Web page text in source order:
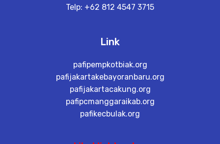
Telp: +62 812 4547 3715
Link
pafipempkotbiak.org
pafijakartakebayoranbaru.org
pafijakartacakung.org
pafipcmanggaraikab.org
pafikecbulak.org